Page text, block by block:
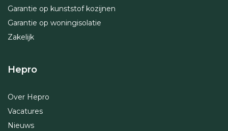
Garantie op kunststof kozijnen
Garantie op woningisolatie
Zakelijk
Hepro
Over Hepro
Vacatures
Nieuws